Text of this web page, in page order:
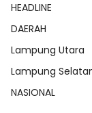
HEADLINE
DAERAH
Lampung Utara
Lampung
NASIONAL